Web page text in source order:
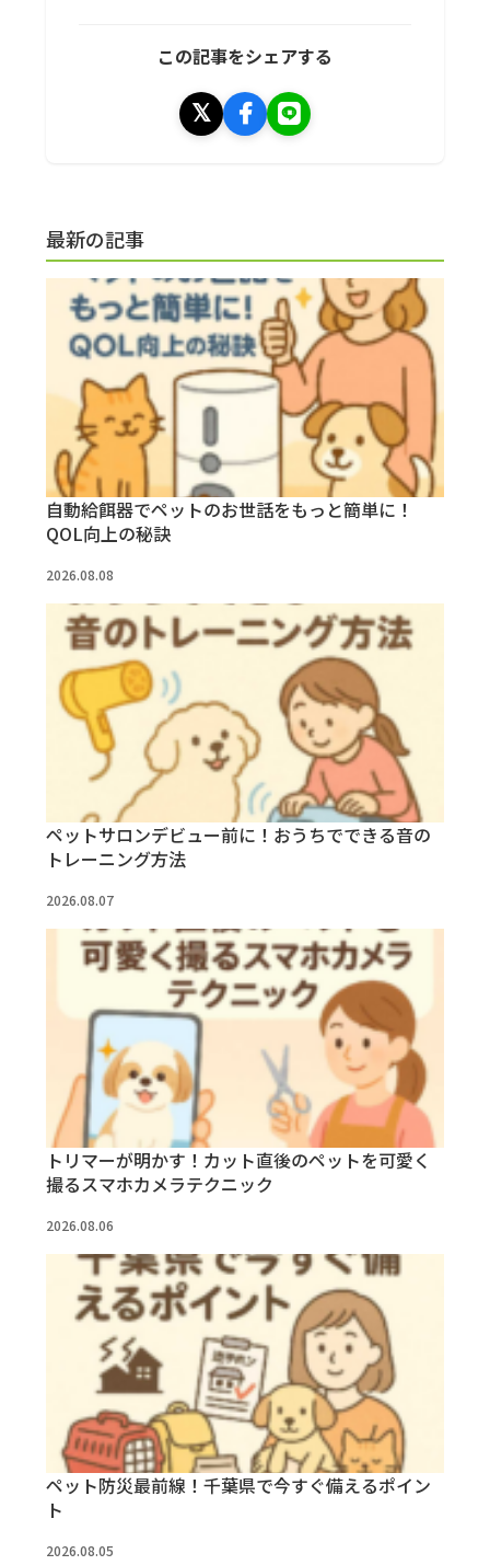
この記事をシェアする
最新の記事
自動給餌器でペットのお世話をもっと簡単に！
QOL向上の秘訣
2026.08.08
ペットサロンデビュー前に！おうちでできる音の
トレーニング方法
2026.08.07
トリマーが明かす！カット直後のペットを可愛く
撮るスマホカメラテクニック
2026.08.06
ペット防災最前線！千葉県で今すぐ備えるポイン
ト
2026.08.05